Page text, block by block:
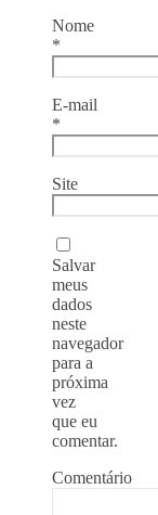
Nome
*
E-mail
*
Site
Salvar
meus
dados
neste
navegador
para a
próxima
vez
que eu
comentar.
Comentário